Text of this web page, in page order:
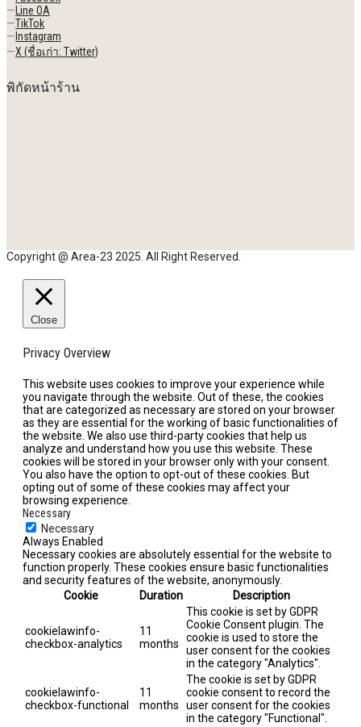
— Line OA
—TikTok
— Instagram
—X (ชื่อเก่า: Twitter)
พิกัดหน้าร้าน
Copyright @ Area-23 2025. All Right Reserved.
Close
Privacy Overview
This website uses cookies to improve your experience while
you navigate through the website. Out of these, the cookies
that are categorized as necessary are stored on your browser
as they are essential for the working of basic functionalities of
the website. We also use third-party cookies that help us
analyze and understand how you use this website. These
cookies will be stored in your browser only with your consent.
You also have the option to opt-out of these cookies. But
opting out of some of these cookies may affect your
browsing experience.
Necessary
Necessary
Always Enabled
Necessary cookies are absolutely essential for the website to
function properly. These cookies ensure basic functionalities
and security features of the website, anonymously.
Cookie
Duration Description
cookielawinfo-
checkbox-analytics
11
months
This cookie is set by GDPR
Cookie Consent plugin. The
cookie is used to store the
user consent for the cookies
in the category "Analytics".
cookielawinfo-
checkbox-functional
11
months
The cookie is set by GDPR
cookie consent to record the
user consent for the cookies
in the category "Functional".